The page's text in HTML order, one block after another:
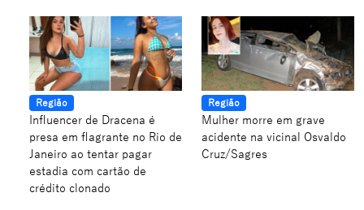
Região
Influencer de Dracena é
presa em flagrante no Rio de
Janeiro ao tentar pagar
estadia com cartão de
crédito clonado
Região
Mulher morre em grave
acidente na vicinal Osvaldo
Cruz/Sagres